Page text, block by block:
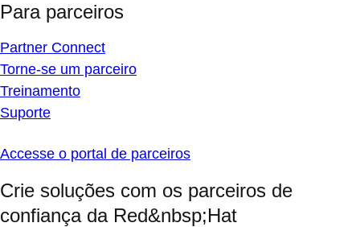
Para parceiros
Partner Connect
Torne-se um parceiro
Treinamento
Suporte
Accesse o portal de parceiros
Crie soluções com os parceiros de
confiança da Red&nbsp;Hat